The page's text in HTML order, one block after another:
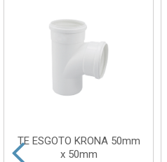
TE ESGOTO KRONA 50mm
x 50mm